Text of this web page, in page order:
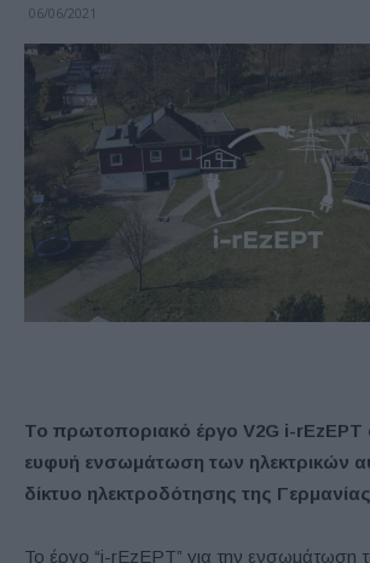
06/06/2021
Το πρωτοποριακό έργο V2G i-rEzEPT
ευφυή ενσωμάτωση των ηλεκτρικών
δίκτυο ηλεκτροδότησης της
Το έργο “i-rEzEPT” για την ενσωμάτωση